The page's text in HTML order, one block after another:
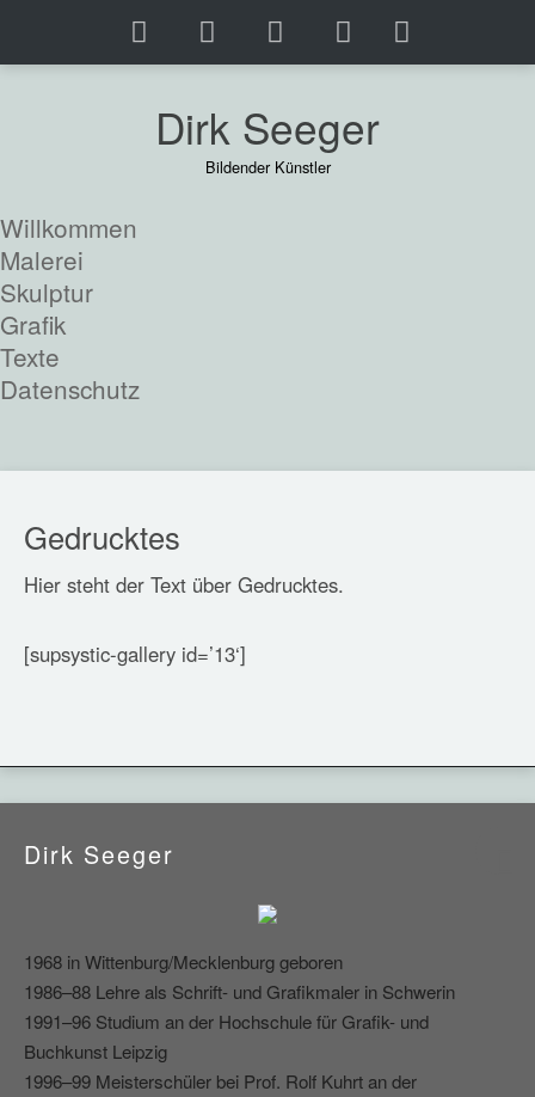
Dirk Seeger
Bildender Künstler
Willkommen
Malerei
Skulptur
Grafik
Texte
Datenschutz
Gedrucktes
Hier steht der Text über Gedrucktes.
[supsystic-gallery id=’13‘]
Dirk Seeger
1968 in Wittenburg/Mecklenburg geboren
1986–88 Lehre als Schrift- und Grafikmaler in Schwerin
1991–96 Studium an der Hochschule für Grafik- und
Buchkunst Leipzig
1996–99 Meisterschüler bei Prof. Rolf Kuhrt an der